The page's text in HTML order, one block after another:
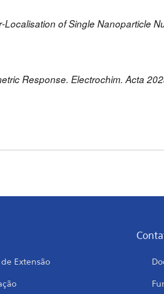
of Single Nanoparticle
Response. Electrochim. Acta
Extensão